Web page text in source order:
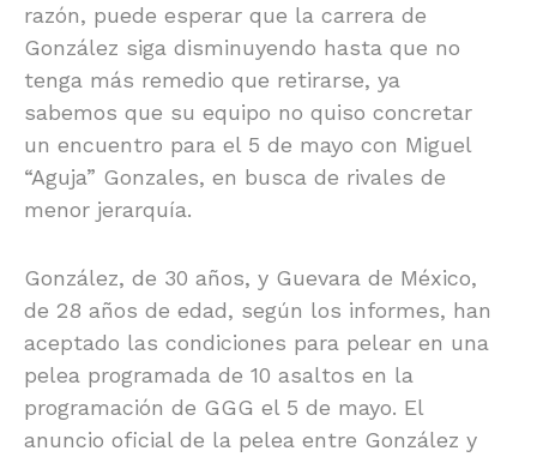
razón, puede esperar que la carrera de
González siga disminuyendo hasta que no
tenga más remedio que retirarse, ya
sabemos que su equipo no quiso concretar
un encuentro para el 5 de mayo con Miguel
“Aguja” Gonzales, en busca de rivales de
menor jerarquía.
González, de 30 años, y Guevara de México,
de 28 años de edad, según los informes, han
aceptado las condiciones para pelear en una
pelea programada de 10 asaltos en la
programación de GGG el 5 de mayo. El
anuncio oficial de la pelea entre González y